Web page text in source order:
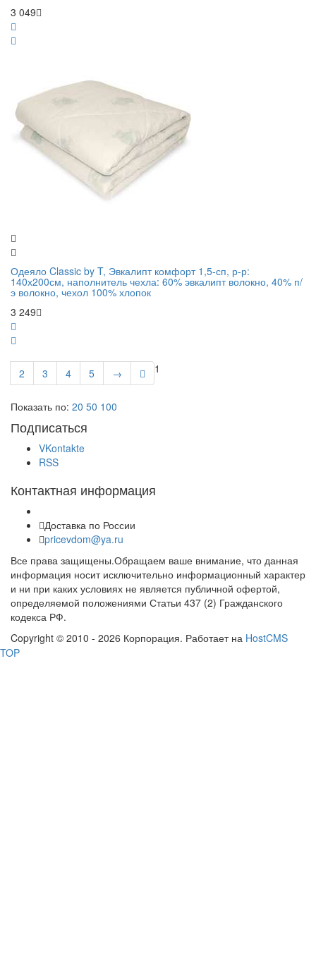
3 049
Одеяло Classic by T, Эвкалипт комфорт 1,5-сп, р-р:
140х200см, наполнитель чехла: 60% эвкалипт волокно, 40% п/
э волокно, чехол 100% хлопок
3 249
1
2 3 4 5 →
Показать по: 20 50 100
Подписаться
VKontakte
RSS
Контактная информация
Доставка по России
pricevdom@ya.ru
Все права защищены.Обращаем ваше внимание, что данная
информация носит исключительно информационный характер
и ни при каких условиях не является публичной офертой,
определяемой положениями Статьи 437 (2) Гражданского
кодекса РФ.
Copyright © 2010 - 2026 Корпорация. Работает на HostCMS
TOP